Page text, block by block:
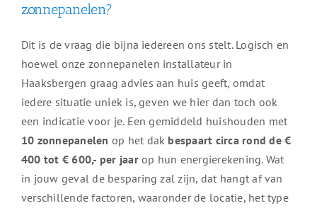
zonnepanelen?
Dit is de vraag die bijna iedereen ons stelt. Logisch en
hoewel onze zonnepanelen installateur in
Haaksbergen graag advies aan huis geeft, omdat
iedere situatie uniek is, geven we hier dan toch ook
een indicatie voor je. Een gemiddeld huishouden met
10 zonnepanelen op het dak bespaart circa rond de €
400 tot € 600,- per jaarop hun energierekening. Wat
in jouw geval de besparing zal zijn, dat hangt af van
verschillende factoren, waaronder de locatie, het type